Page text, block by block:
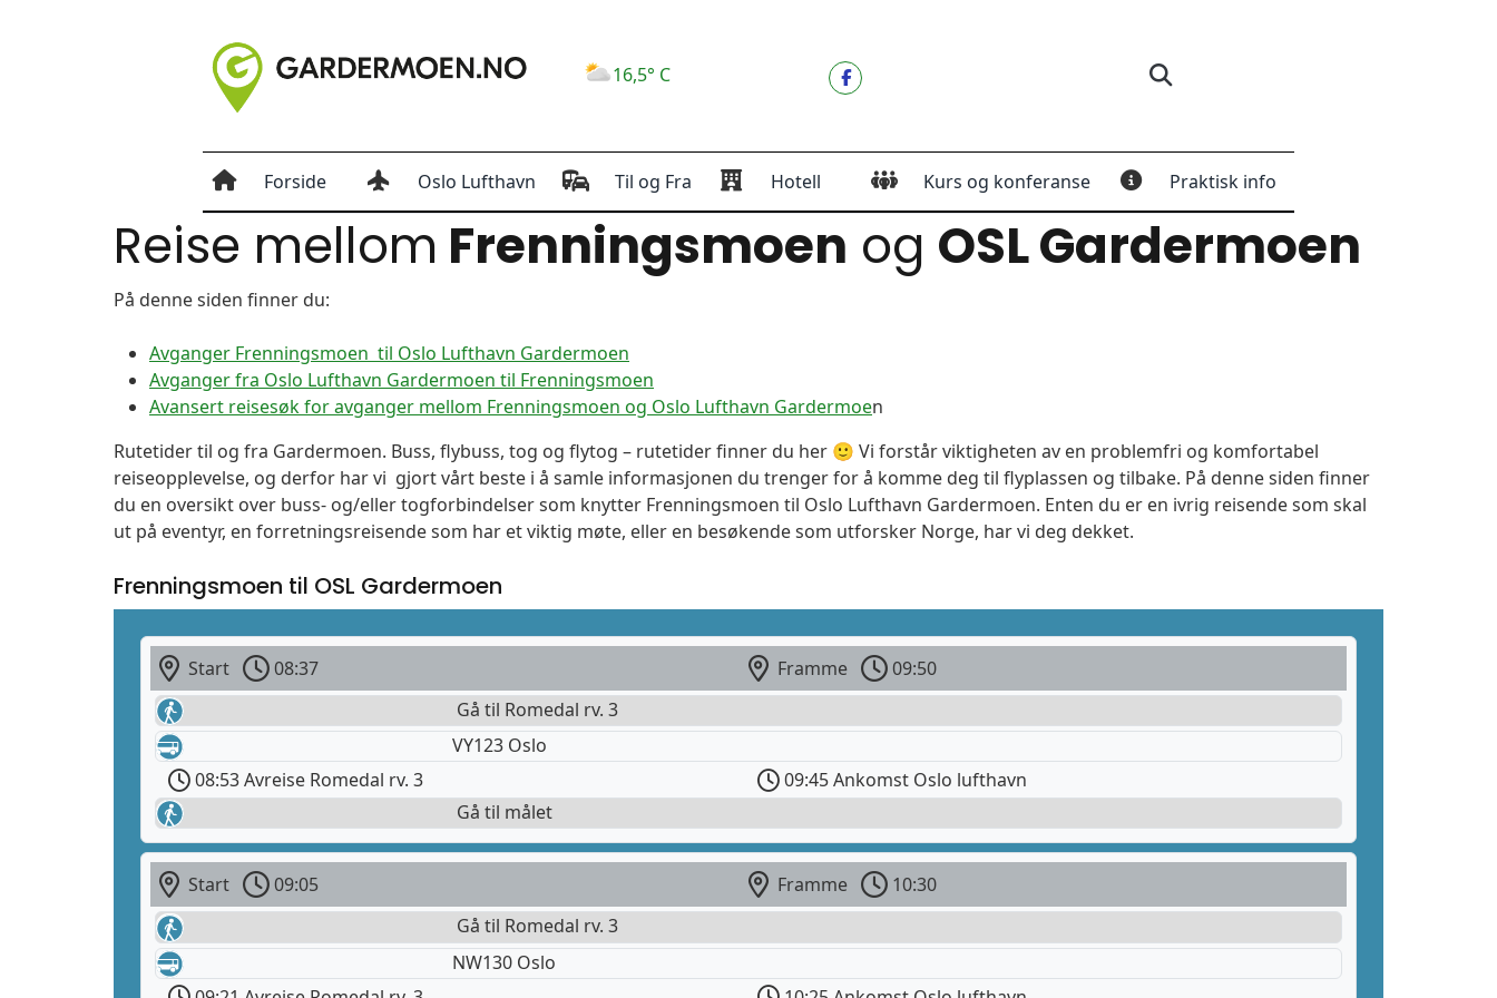
16,5° C
Forside Oslo Lufthavn Til og Fra Hotell Kurs og konferanse Praktisk info
Reise mellom Frenningsmoen og OSL Gardermoen
På denne siden finner du:
Avganger Frenningsmoen til Oslo Lufthavn Gardermoen
Avganger fra Oslo Lufthavn Gardermoen til Frenningsmoen
Avansert reisesøk for avganger mellom Frenningsmoen og Oslo Lufthavn Gardermoen
Rutetider til og fra Gardermoen. Buss, flybuss, tog og flytog – rutetider finner du her 🙂 Vi forstår viktigheten av en problemfri og komfortabel
reiseopplevelse, og derfor har vi gjort vårt beste i å samle informasjonen du trenger for å komme deg til flyplassen og tilbake. På denne siden finner
du en oversikt over buss- og/eller togforbindelser som knytter Frenningsmoen til Oslo Lufthavn Gardermoen. Enten du er en ivrig reisende som skal
ut på eventyr, en forretningsreisende som har et viktig møte, eller en besøkende som utforsker Norge, har vi deg dekket.
Frenningsmoen til OSL Gardermoen
Start 08:37 Framme
09:50
Gå til Romedal rv. 3
VY123 Oslo
08:53 Avreise Romedal rv. 3
09:45 Ankomst Oslo lufthavn
Gå til målet
Start 09:05 Framme
10:30
Gå til Romedal rv. 3
NW130 Oslo